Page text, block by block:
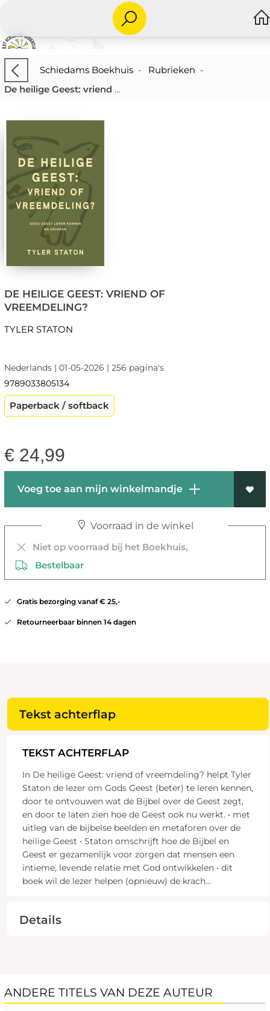
Schiedams Boekhuis- Rubrieken -
De heilige Geest: vriend of vreemdeling?
DE HEILIGE GEEST: VRIEND OF
VREEMDELING?
TYLER STATON
Nederlands | 01-05-2026 | 256 pagina's
9789033805134
Paperback / softback
€ 24,99
Voeg toe aan mijn winkelmandje
Voorraad in de winkel
Niet op voorraad bij het Boekhuis,
Bestelbaar
Gratis bezorging vanaf € 25,-
Retourneerbaar binnen 14 dagen
Tekst achterflap
TEKST ACHTERFLAP
In De heilige Geest: vriend of vreemdeling? helpt Tyler
Staton de lezer om Gods Geest (beter) te leren kennen,
door te ontvouwen wat de Bijbel over de Geest zegt,
en door te laten zien hoe de Geest ook nu werkt. • met
uitleg van de bijbelse beelden en metaforen over de
heilige Geest • Staton omschrijft hoe de Bijbel en
Geest er gezamenlijk voor zorgen dat mensen een
intieme, levende relatie met God ontwikkelen • dit
boek wil de lezer helpen (opnieuw) de krach...
Details
ANDERE TITELS VAN DEZE AUTEUR